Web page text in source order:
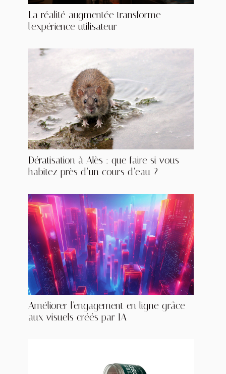
La réalité augmentée transforme
l'expérience utilisateur
Dératisation à Alès : que faire si vous
habitez près d’un cours d’eau ?
Améliorer l'engagement en ligne grâce
aux visuels créés par IA